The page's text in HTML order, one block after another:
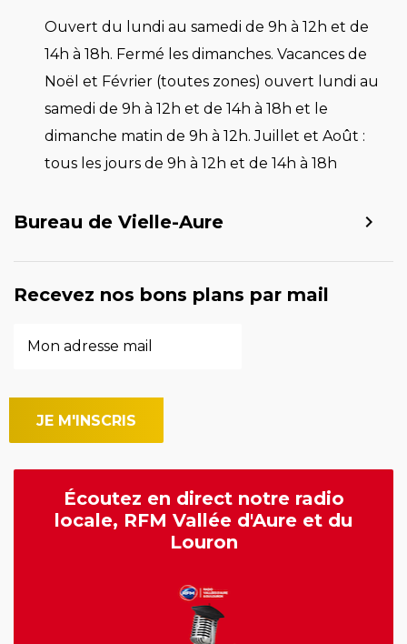
Ouvert du lundi au samedi de 9h à 12h et de
14h à 18h. Fermé les dimanches. Vacances de
Noël et Février (toutes zones) ouvert lundi au
samedi de 9h à 12h et de 14h à 18h et le
dimanche matin de 9h à 12h. Juillet et Août :
tous les jours de 9h à 12h et de 14h à 18h
Bureau de Vielle-Aure
Recevez nos bons plans par mail
Écoutez en direct notre radio
locale, RFM Vallée d'Aure et du
Louron